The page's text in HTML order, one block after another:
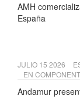
AMH
España
JULIO 15 2026
EN
Andamur